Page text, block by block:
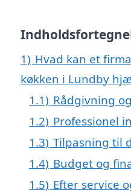
1) Hvad kan et
køkken i Lundby
1.1) Rådgivning
1.2) Professionel
1.3) Tilpasning til
1.4) Budget og
1.5) Efter service